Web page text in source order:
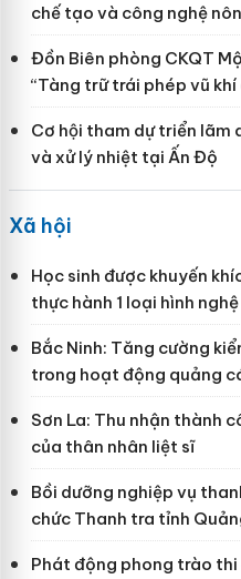
chế tạo và công nghệ
Đồn Biên phòng CKQT
“Tàng trữ trái phép vũ khí
Cơ hội tham dự triển lãm
và xử lý nhiệt tại Ấn Độ
Xã hội
Học sinh được khuyến
thực hành 1 loại hình
Bắc Ninh: Tăng cường
trong hoạt động quảng
Sơn La: Thu nhận thành
của thân nhân liệt sĩ
Bồi dưỡng nghiệp vụ
chức Thanh tra tỉnh
Phát động phong trào thi